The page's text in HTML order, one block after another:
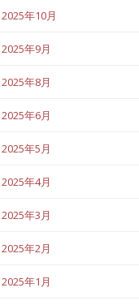
2025年10月
2025年9月
2025年8月
2025年6月
2025年5月
2025年4月
2025年3月
2025年2月
2025年1月